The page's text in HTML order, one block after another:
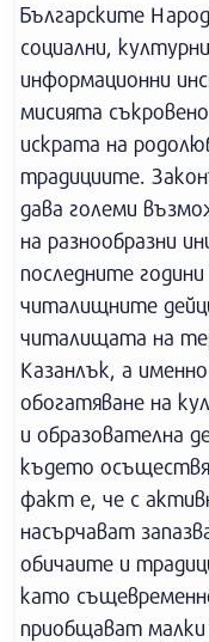
Българските
социални,
информационни
мисията
искрата на
традициите.
дава големи
на разнообразни
последните
читалищните
читалищата на
Казанлък, а
обогатяване на
и образователна
където
факт е, че с
насърчават
обичаите и
като
приобщават